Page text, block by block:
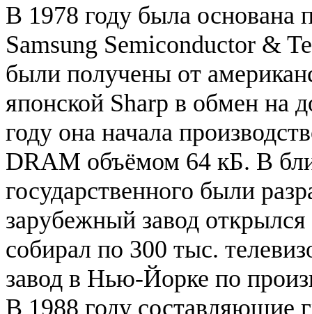
В 1978 году была основана
Samsung Semiconductor &
были получены от
японской Sharp в обмен на
году она начала
DRAM объёмом 64 кБ. В
государственного были
зарубежный завод
собирал по 300 тыс.
завод в Нью-Йорке по
В 1988 году составляющие